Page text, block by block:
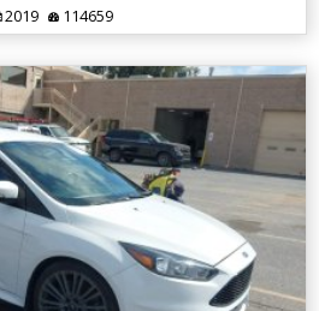
2019 114659